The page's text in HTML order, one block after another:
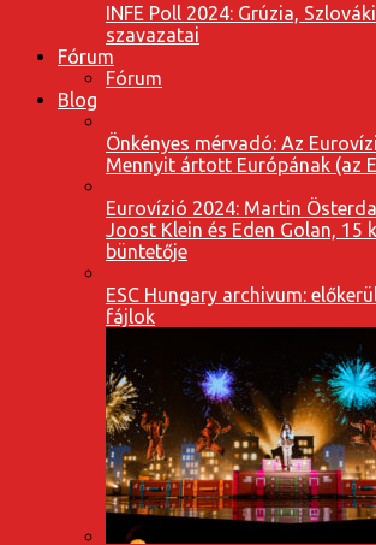
INFE Poll 2024: Grúzia,
szavazatai
Fórum
Fórum
Blog
Önkényes mérvadó: Az
Mennyit ártott Európának (az
Eurovízió 2024: Martin
Joost Klein és Eden Golan, 15
büntetője
ESC Hungary archivum:
fájlok